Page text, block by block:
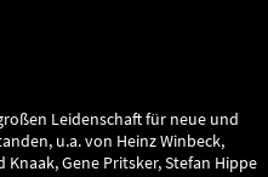
Leidenschaft für neue und
u.a. von Heinz Winbeck,
Knaak, Gene Pritsker, Stefan Hippe